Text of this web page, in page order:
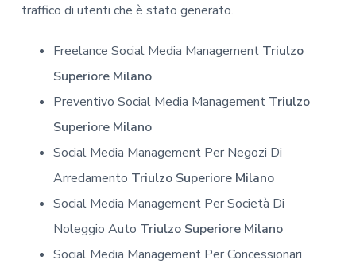
traffico di utenti che è stato generato.
Freelance Social Media Management Triulzo
Superiore Milano
Preventivo Social Media Management Triulzo
Superiore Milano
Social Media Management Per Negozi Di
Arredamento Triulzo Superiore Milano
Social Media Management Per Società Di
Noleggio Auto Triulzo Superiore Milano
Social Media Management Per Concessionari